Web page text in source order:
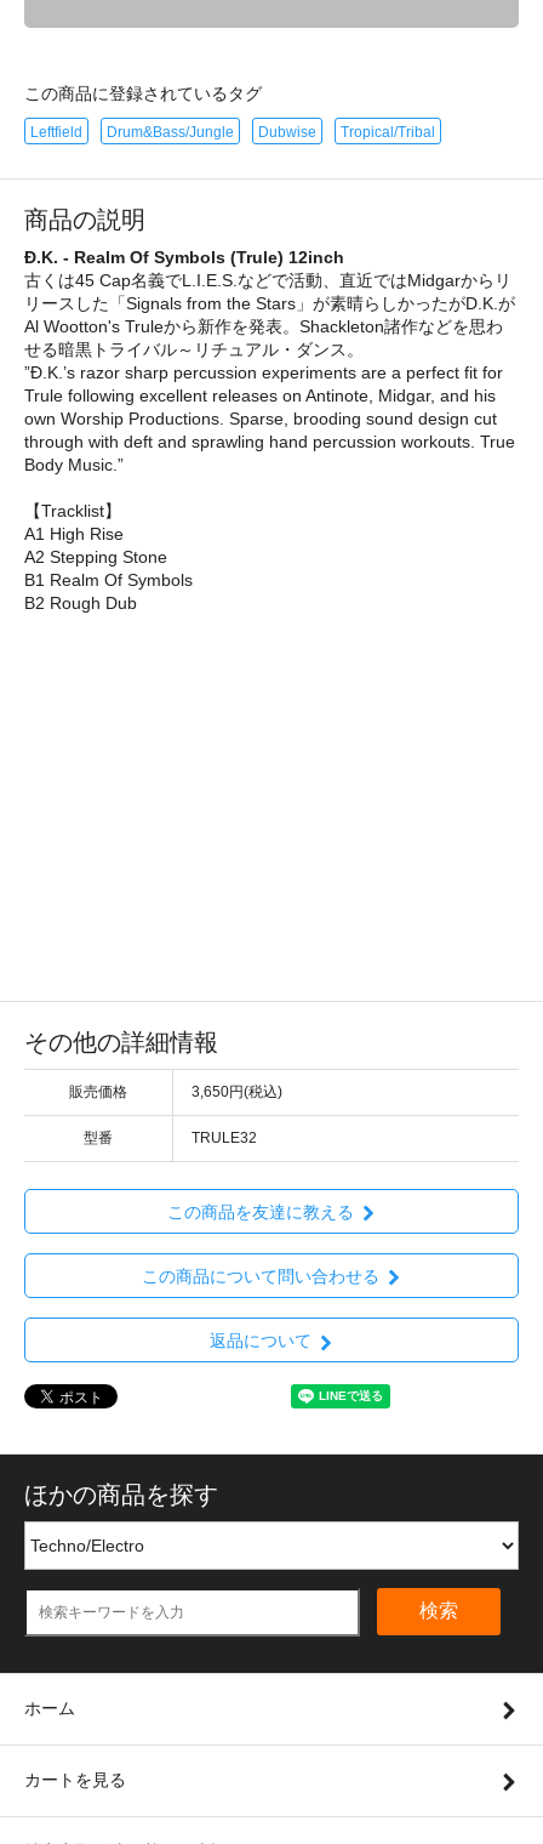
この商品に登録されているタグ
Leftfield Drum&Bass/Jungle Dubwise Tropical/Tribal
商品の説明
Đ.K. - Realm Of Symbols (Trule) 12inch
古くは45 Cap名義でL.I.E.S.などで活動、直近ではMidgarからリ
リースした「Signals from the Stars」が素晴らしかったがD.K.が
Al Wootton's Truleから新作を発表。Shackleton諸作などを思わ
せる暗黒トライバル～リチュアル・ダンス。
”Đ.K.’s razor sharp percussion experiments are a perfect fit for
Trule following excellent releases on Antinote, Midgar, and his
own Worship Productions. Sparse, brooding sound design cut
through with deft and sprawling hand percussion workouts. True
Body Music.”
【Tracklist】
A1 High Rise
A2 Stepping Stone
B1 Realm Of Symbols
B2 Rough Dub
その他の詳細情報
販売価格 3,650円(税込)
型番 TRULE32
この商品を友達に教える
この商品について問い合わせる
返品について
ほかの商品を探す
検索
ホーム
カートを見る